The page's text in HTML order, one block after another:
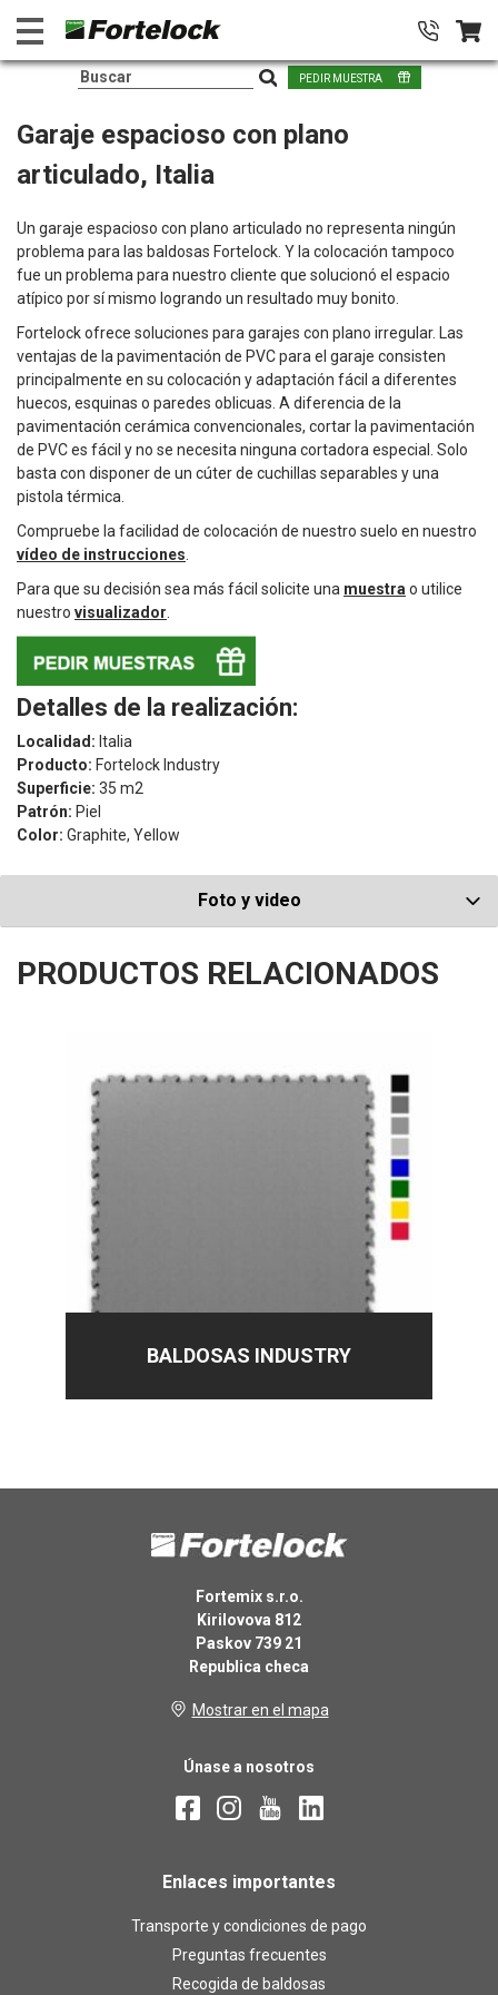
PEDIR MUESTRA
Garaje espacioso con plano
articulado, Italia
Un garaje espacioso con plano articulado no representa ningún
problema para las baldosas Fortelock. Y la colocación tampoco
fue un problema para nuestro cliente que solucionó el espacio
atípico por sí mismo logrando un resultado muy bonito.
Fortelock ofrece soluciones para garajes con plano irregular. Las
ventajas de la pavimentación de PVC para el garaje consisten
principalmente en su colocación y adaptación fácil a diferentes
huecos, esquinas o paredes oblicuas. A diferencia de la
pavimentación cerámica convencionales, cortar la pavimentación
de PVC es fácil y no se necesita ninguna cortadora especial. Solo
basta con disponer de un cúter de cuchillas separables y una
pistola térmica.
Compruebe la facilidad de colocación de nuestro suelo en nuestro
vídeo de instrucciones
Para que su decisión sea más fácil solicite una muestra o utilice
nuestro visualizador
Detalles de la realización:
Localidad: Italia
Producto: Fortelock Industry
Superficie: 35 m2
Patrón: Piel
Color: Graphite, Yellow
Foto y video
PRODUCTOS RELACIONADOS
BALDOSAS INDUSTRY
Fortemix s.r.o.
Kirilovova 812
Paskov 739 21
Republica checa
Mostrar en el mapa
Únase a nosotros
Enlaces importantes
Transporte y condiciones de pago
Preguntas frecuentes
Recogida de baldosas